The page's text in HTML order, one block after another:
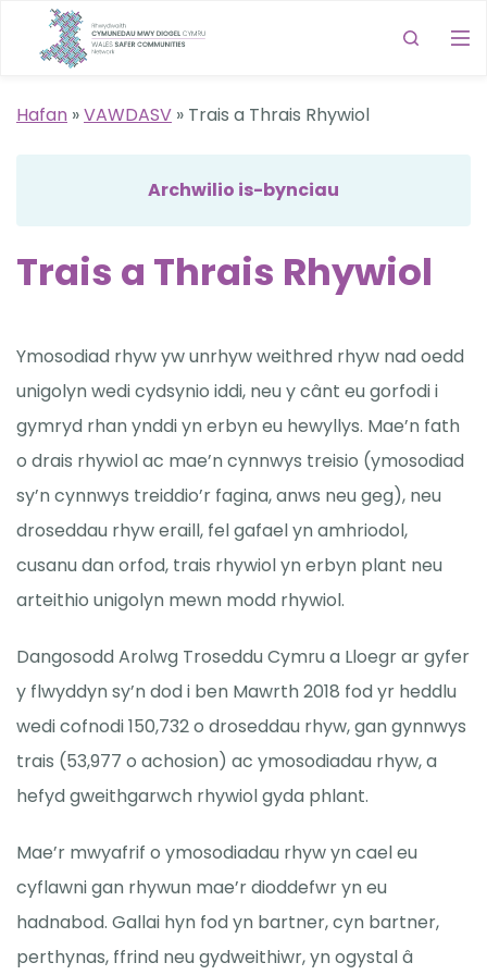
Hafan »VAWDASV » Trais a Thrais Rhywiol
Archwilio is-bynciau
Trais a Thrais Rhywiol
Ymosodiad rhyw yw unrhyw weithred rhyw nad oedd
unigolyn wedi cydsynio iddi, neu y cânt eu gorfodi i
gymryd rhan ynddi yn erbyn eu hewyllys. Mae’n fath
o drais rhywiol ac mae’n cynnwys treisio (ymosodiad
sy’n cynnwys treiddio’r fagina, anws neu geg), neu
droseddau rhyw eraill, fel gafael yn amhriodol,
cusanu dan orfod, trais rhywiol yn erbyn plant neu
arteithio unigolyn mewn modd rhywiol.
Dangosodd Arolwg Troseddu Cymru a Lloegr ar gyfer
y flwyddyn sy’n dod i ben Mawrth 2018 fod yr heddlu
wedi cofnodi 150,732 o droseddau rhyw, gan gynnwys
trais (53,977 o achosion) ac ymosodiadau rhyw, a
hefyd gweithgarwch rhywiol gyda phlant.
Mae’r mwyafrif o ymosodiadau rhyw yn cael eu
cyflawni gan rhywun mae’r dioddefwr yn eu
hadnabod. Gallai hyn fod yn bartner, cyn bartner,
perthynas, ffrind neu gydweithiwr, yn ogystal â